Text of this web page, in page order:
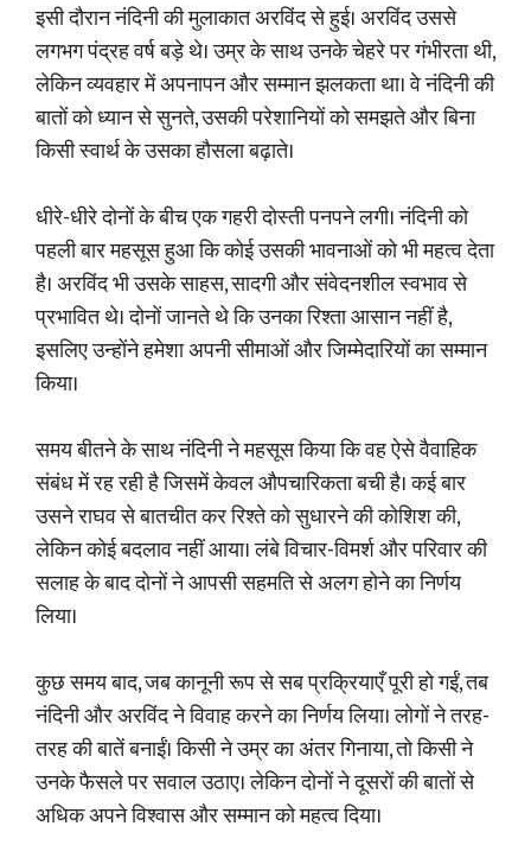
इसी दौरान नंदिनी की मुलाकात अरविंद से हुई। अरविंद उससे
लगभग पंद्रह वर्ष बड़े थे। उम्र के साथ उनके चेहरे पर गंभीरता थी,
लेकिन व्यवहार में अपनापन और सम्मान झलकता था। वे नंदिनी की
बातों को ध्यान से सुनते, उसकी परेशानियों को समझते और बिना
किसी स्वार्थ के उसका हौसला बढ़ाते।
धीरे-धीरे दोनों के बीच एक गहरी दोस्ती पनपने लगी। नंदिनी को
पहली बार महसूस हुआ कि कोई उसकी भावनाओं को भी महत्व देता
है। अरविंद भी उसके साहस, सादगी और संवेदनशील स्वभाव से
प्रभावित थे। दोनों जानते थे कि उनका रिश्ता आसान नहीं है,
इसलिए उन्होंने हमेशा अपनी सीमाओं और जिम्मेदारियों का सम्मान
किया।
समय बीतने के साथ नंदिनी ने महसूस किया कि वह ऐसे वैवाहिक
संबंध में रह रही है जिसमें केवल औपचारिकता बची है। कई बार
उसने राघव से बातचीत कर रिश्ते को सुधारने की कोशिश की,
लेकिन कोई बदलाव नहीं आया। लंबे विचार-विमर्श और परिवार की
सलाह के बाद दोनों ने आपसी सहमति से अलग होने का निर्णय
लिया।
कुछ समय बाद, जब कानूनी रूप से सब प्रक्रियाएँ पूरी हो गईं, तब
नंदिनी और अरविंद ने विवाह करने का निर्णय लिया। लोगों ने तरह-
तरह की बातें बनाईं। किसी ने उम्र का अंतर गिनाया, तो किसी ने
उनके फैसले पर सवाल उठाए। लेकिन दोनों ने दूसरों की बातों से
अधिक अपने विश्वास और सम्मान को महत्व दिया।